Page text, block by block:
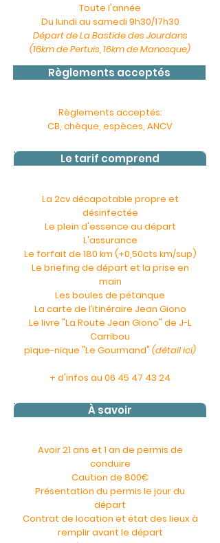
Toute l'année
Du lundi au samedi 9h30/17h30
Départ de La Bastide des Jourdans
(16km de Pertuis, 16km de Manosque)
Règlements acceptés
Règlements acceptés:
CB, chèque, espèces, ANCV
Le tarif comprend
La 2cv décapotable propre et
désinfectée
Le plein d'essence au départ
L'assurance
Le forfait de 180 km (+0,50cts km/sup)
Le briefing de départ et la prise en
main
Les boules de pétanque
La carte de l’itinéraire Jean Giono
Le livre "La Route Jean Giono" de J-L
Carribou
pique-nique "Le Gourmand" (détail ici)
+ d'infos au 06 45 47 43 24
À savoir
Avoir 21 ans et 1 an de permis de
conduire
Caution de 800€
Présentation du permis le jour du
départ
Contrat de location et état des lieux à
remplir avant le départ